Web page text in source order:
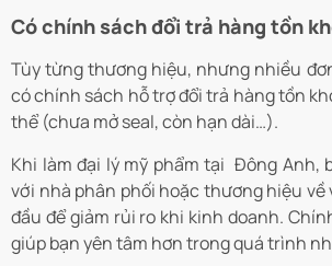
Có chính sách đổi trả hàng tồn
Tùy từng thương hiệu, nhưng nhiều
có chính sách hỗ trợ đổi trả hàng tồn
thể (chưa mở seal, còn hạn dài…).
Khi làm đại lý mỹ phẩm tại Đông Anh,
với nhà phân phối hoặc thương hiệu về
đầu để giảm rủi ro khi kinh doanh.
giúp bạn yên tâm hơn trong quá trình